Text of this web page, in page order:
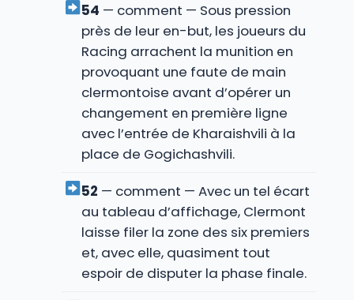
54 — comment — Sous pression
près de leur en-but, les joueurs du
Racing arrachent la munition en
provoquant une faute de main
clermontoise avant d’opérer un
changement en première ligne
avec l’entrée de Kharaishvili à la
place de Gogichashvili.
52 — comment — Avec un tel écart
au tableau d’affichage, Clermont
laisse filer la zone des six premiers
et, avec elle, quasiment tout
espoir de disputer la phase finale.